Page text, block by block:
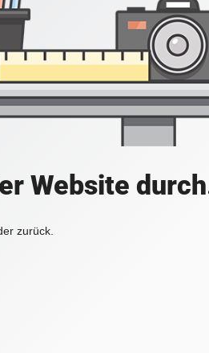
Website
zurück.